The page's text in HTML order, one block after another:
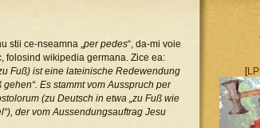
stii ce-nseamna „per pedes“, da-mi voie
folosind wikipedia germana. Zice ea:
Fuß) ist eine lateinische Redewendung
gehen“. Es stammt vom Ausspruch per
(zu Deutsch in etwa „zu Fuß wie
der vom Aussendungsauftrag Jesu
[LP